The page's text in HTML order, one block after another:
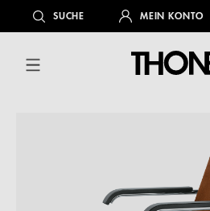
springenSUCHE MEIN KONTO